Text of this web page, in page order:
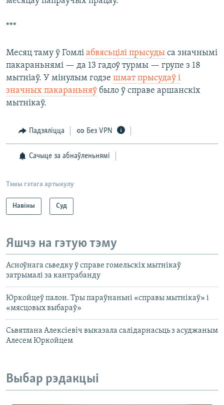
***
Месяц таму ў Гомлі абвясьцілі прысуды са значнымі
пакараньнямі — да 13 гадоў турмы — групе з 18
мытніаў. У мінулым годзе шмат прысудаў і
значных пакараньняў было ў справе аршанскіх
мытнікаў.
Падзяліцца Без VPN
Сачыце за абнаўленьнямі
Тэмы гэтага артыкулу
Навіны Суд
Яшчэ на гэтую тэму
Асноўнага сьведку ў справе гомельскіх мытнікаў
затрымалі за кантрабанду
Юркойцеў палон. Тры параўнаньні «справы мытнікаў» і
«мясцовых выбараў»
Сьвятлана Алексіевіч выказала салідарнасьць з асуджаным
Алесем Юркойцем
Выбар рэдакцыі